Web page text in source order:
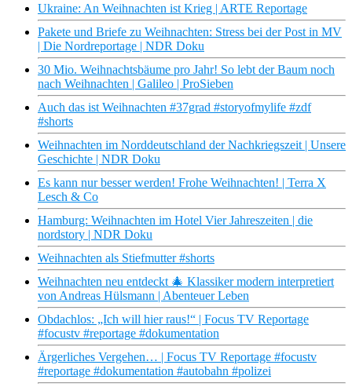
Ukraine: An Weihnachten ist Krieg | ARTE Reportage
Pakete und Briefe zu Weihnachten: Stress bei der Post in MV
| Die Nordreportage | NDR Doku
30 Mio. Weihnachtsbäume pro Jahr! So lebt der Baum noch
nach Weihnachten | Galileo | ProSieben
Auch das ist Weihnachten #37grad #storyofmylife #zdf
#shorts
Weihnachten im Norddeutschland der Nachkriegszeit | Unsere
Geschichte | NDR Doku
Es kann nur besser werden! Frohe Weihnachten! | Terra X
Lesch & Co
Hamburg: Weihnachten im Hotel Vier Jahreszeiten | die
nordstory | NDR Doku
Weihnachten als Stiefmutter #shorts
Weihnachten neu entdeckt 🎄 Klassiker modern interpretiert
von Andreas Hülsmann | Abenteuer Leben
Obdachlos: „Ich will hier raus!“ | Focus TV Reportage
#focustv #reportage #dokumentation
Ärgerliches Vergehen… | Focus TV Reportage #focustv
#reportage #dokumentation #autobahn #polizei